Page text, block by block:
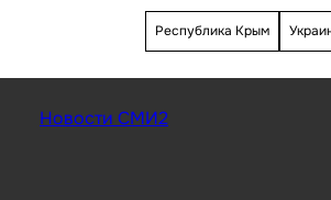
Республика Крым
Новости СМИ2